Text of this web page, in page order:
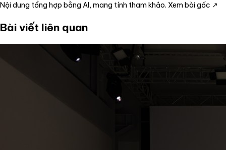
Nội dung tổng hợp bằng AI, mang tính tham khảo. Xem bài gốc ↗
Bài viết liên quan